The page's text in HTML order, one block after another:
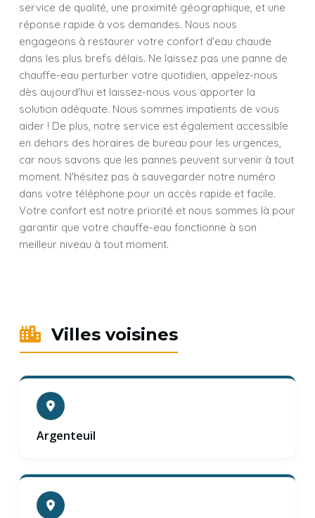
service de qualité, une proximité géographique, et une
réponse rapide à vos demandes. Nous nous
engageons à restaurer votre confort d'eau chaude
dans les plus brefs délais. Ne laissez pas une panne de
chauffe-eau perturber votre quotidien, appelez-nous
dès aujourd'hui et laissez-nous vous apporter la
solution adéquate. Nous sommes impatients de vous
aider ! De plus, notre service est également accessible
en dehors des horaires de bureau pour les urgences,
car nous savons que les pannes peuvent survenir à tout
moment. N'hésitez pas à sauvegarder notre numéro
dans votre téléphone pour un accès rapide et facile.
Votre confort est notre priorité et nous sommes là pour
garantir que votre chauffe-eau fonctionne à son
meilleur niveau à tout moment.
Villes voisines
Argenteuil